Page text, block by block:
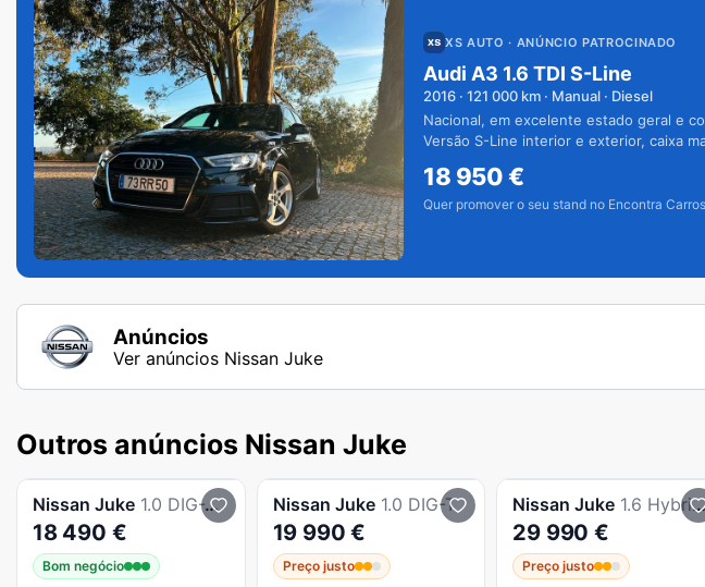
XS AUTO · ANÚNCIO PATROCINADO
Audi A3 1.6 TDI S-Line
2016 · 121 000 km · Manual · Diesel
Nacional, em excelente estado geral e
Versão S-Line interior e exterior, caixa
18 950€
Quer promover o seu stand no Encontra
Anúncios
Ver anúncios Nissan Juke
Outros anúncios Nissan Juke
Nissan Juke 1.0 DIG-T 114cv Acenta
18 490 €
Bom negócio
Nissan Juke 1.0 DIG-T
19 990 €
Preço justo
Nissan Juke 1.6 Hybrid 143cv N-Connecta TT
29 990 €
Preço justo